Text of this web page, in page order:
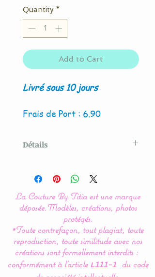
Quantity *
Add to Cart
Livré sous 10 jours
Frais de Port : 6.90
Détails
By Titia
Ce cube d'éveil Montessori
est réalisable dans les
couleurs de votre choix,
n'hésitez pas à nous
contacter pour définir vos
souhaits.
La Couture By Titia est une marque
déposée.Modèles, créations, photos
protégés.
*Toute contrefaçon, tout plagiat, toute
reproduction, toute similitude avec nos
créations sont formellement interdits :
conformémentà l’article L111-1
du code